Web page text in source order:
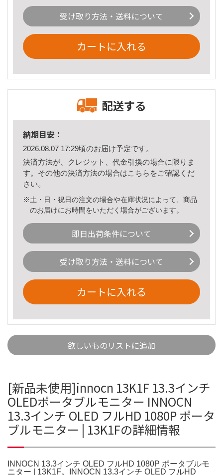
受け取り方法・送料について
カートに入れる
配送する
納期目安：
2026.08.07 17:29頃のお届け予定です。
決済方法が、クレジット、代金引換の場合に限りま
す。その他の決済方法の場合はこちら をご確認くだ
さい。
※土・日・祝日の注文の場合や在庫状況によって、商品
のお届けにお時間をいただく場合がございます。
即日出荷条件について
受け取り方法・送料について
カートに入れる
欲しいものリストに追加
[新品未使用]innocn 13K1F 13.3インチ
OLEDポータブルモニター INNOCN
13.3インチ OLED フルHD 1080P ポータ
ブルモニター | 13K1Fの詳細情報
INNOCN 13.3インチ OLED フルHD 1080P ポータブルモ
ニター | 13K1F。INNOCN 13.3インチ OLED フルHD